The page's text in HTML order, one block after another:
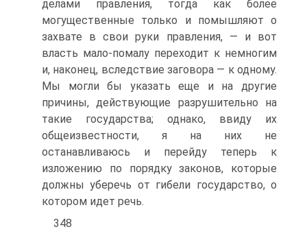
делами правления, тогда как более
могущественные только и помышляют о
захвате в свои руки правления, — и вот
власть мало-помалу переходит к немногим
и, наконец, вследствие заговора — к одному.
Мы могли бы указать еще и на другие
причины, действующие разрушительно на
такие государства; однако, ввиду их
общеизвестности, я на них не
останавливаюсь и перейду теперь к
изложению по порядку законов, которые
должны уберечь от гибели государство, о
котором идет речь.
348